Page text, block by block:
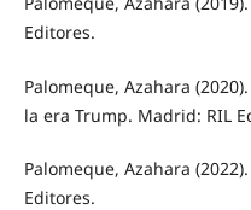
Editores.
Palomeque, Azahara
la era Trump. Madrid: RIL
Palomeque, Azahara
Editores.